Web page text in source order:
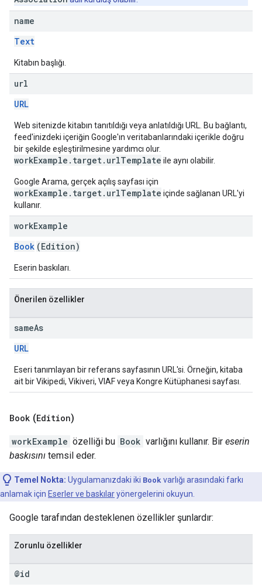
name
Text
Kitabın başlığı.
url
URL
Web sitenizde kitabın tanıtıldığı veya anlatıldığı URL. Bu bağlantı,
feed'inizdeki içeriğin Google'ın veritabanlarındaki içerikle doğru
bir şekilde eşleştirilmesine yardımcı olur.
workExample.target.urlTemplate ile aynı olabilir.
Google Arama, gerçek açılış sayfası için
workExample.target.urlTemplate içinde sağlanan URL'yi
kullanır.
workExample
Book (Edition)
Eserin baskıları.
Önerilen özellikler
sameAs
URL
Eseri tanımlayan bir referans sayfasının URL'si. Örneğin, kitaba
ait bir Vikipedi, Vikiveri, VIAF veya Kongre Kütüphanesi sayfası.
Book (Edition)
workExample özelliği bu Book varlığını kullanır. Bir eserin
baskısını temsil eder.
Temel Nokta: Uygulamanızdaki iki Book varlığı arasındaki farkı
anlamak için Eserler ve baskılaryönergelerini okuyun.
Google tarafından desteklenen özellikler şunlardır:
Zorunlu özellikler
@id